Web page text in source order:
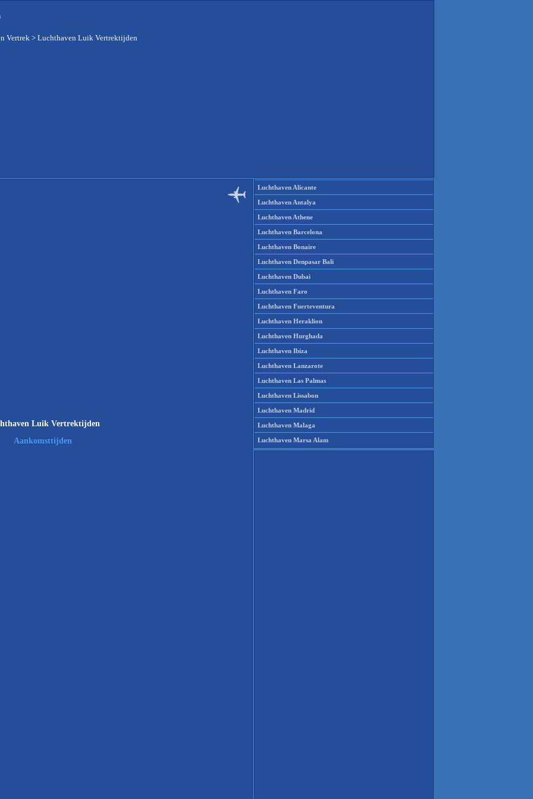
Vertrek > Luchthaven Luik Vertrektijden
Luik Vertrektijden
Aankomsttijden
Luchthaven Alicante
Luchthaven Antalya
Luchthaven Athene
Luchthaven Barcelona
Luchthaven Bonaire
Luchthaven Denpasar Bali
Luchthaven Dubai
Luchthaven Faro
Luchthaven Fuerteventura
Luchthaven Heraklion
Luchthaven Hurghada
Luchthaven Ibiza
Luchthaven Lanzarote
Luchthaven Las Palmas
Luchthaven Lissabon
Luchthaven Madrid
Luchthaven Malaga
Luchthaven Marsa Alam